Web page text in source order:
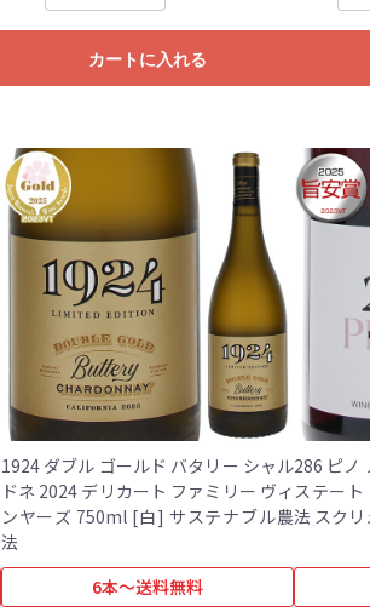
カートに入れる
1924 ダブル ゴールド バタリー シャル
ドネ 2024 デリカート ファミリー ヴィ
ンヤーズ 750ml [白] サステナブル農
法
6本～送料無料
286 ピノ
ステート 750ml [赤]
法 スク